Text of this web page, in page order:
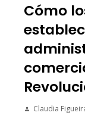
Cómo
Claudia